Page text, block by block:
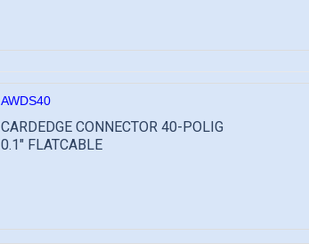
AWDS40
CARDEDGE CONNECTOR 40-POLIG
0.1" FLATCABLE